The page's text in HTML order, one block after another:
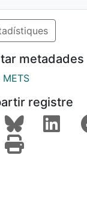
metadades
METS
registre